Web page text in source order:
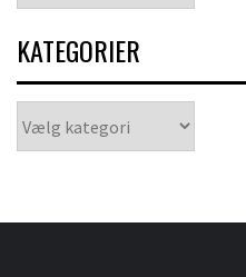
KATEGORIER